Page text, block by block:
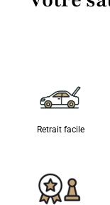
Retrait facile